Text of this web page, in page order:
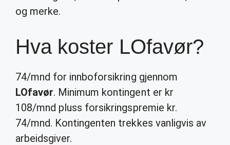
og merke.
Hva koster LOfavør?
74/mnd for innboforsikring gjennom
LOfavør. Minimum kontingent er kr
108/mnd pluss forsikringspremie kr.
74/mnd. Kontingenten trekkes vanligvis av
arbeidsgiver.